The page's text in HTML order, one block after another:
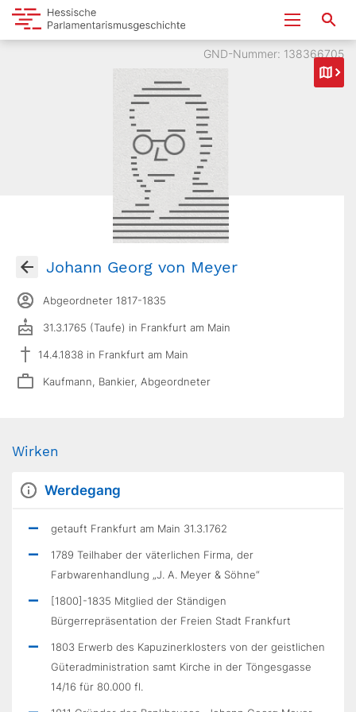
GND-Nummer: 138366705
Johann Georg von Meyer
Abgeordneter 1817-1835
31.3.1765 (Taufe) in Frankfurt am Main
14.4.1838 in Frankfurt am Main
Kaufmann, Bankier, Abgeordneter
Wirken
Werdegang
getauft Frankfurt am Main 31.3.1762
1789 Teilhaber der väterlichen Firma, der
Farbwarenhandlung „J. A. Meyer & Söhne“
[1800]-1835 Mitglied der Ständigen
Bürgerrepräsentation der Freien Stadt Frankfurt
1803 Erwerb des Kapuzinerklosters von der geistlichen
Güteradministration samt Kirche in der Töngesgasse
14/16 für 80.000 fl.